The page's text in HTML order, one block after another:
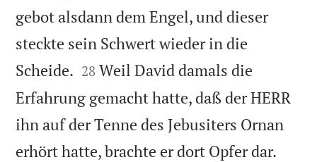
gebot alsdann dem Engel, und dieser
steckte sein Schwert wieder in die
Scheide. 

28 Weil David damals die
Erfahrung gemacht hatte, daß der HERR
ihn auf der Tenne des Jebusiters Ornan
erhört hatte, brachte er dort Opfer dar.